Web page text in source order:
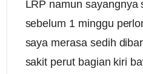
LRP namun sayangnya
sebelum 1 minggu
saya merasa sedih
sakit perut bagian kiri